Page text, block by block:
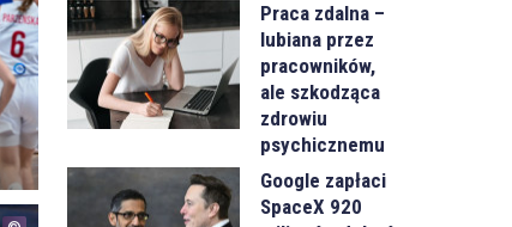
Praca zdalna –
lubiana przez
pracowników,
ale szkodząca
zdrowiu
psychicznemu
Google zapłaci
SpaceX 920